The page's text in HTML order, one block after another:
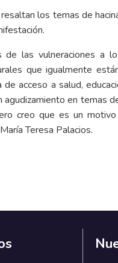
los temas de
de las vulneraciones a
que igualmente
acceso a salud,
en temas
creo que es un
Teresa Palacios.